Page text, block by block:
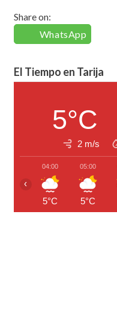
Share on:
WhatsApp
El Tiempo en Tarija
5°C
2 m/s
04:00
5°C
05:00
5°C
‹